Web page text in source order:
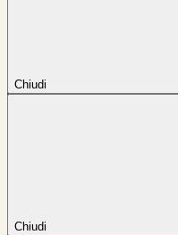
Chiudi
Chiudi